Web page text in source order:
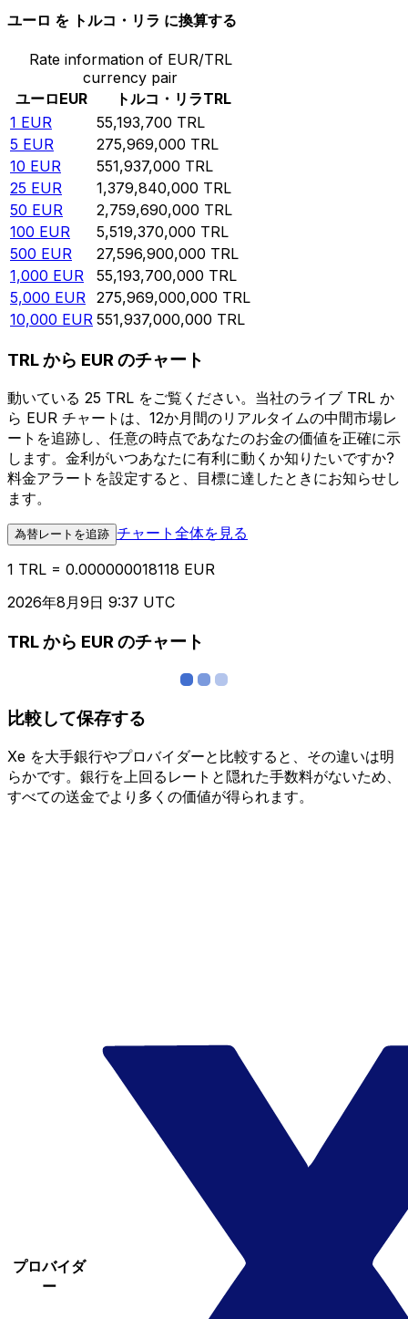
ユーロ を トルコ・リラ に換算する
Rate information of EUR/TRL
currency pair
ユーロEUR トルコ・リラTRL
1 EUR 55,193,700 TRL
5 EUR 275,969,000 TRL
10 EUR 551,937,000 TRL
25 EUR 1,379,840,000 TRL
50 EUR 2,759,690,000 TRL
100 EUR 5,519,370,000 TRL
500 EUR 27,596,900,000 TRL
1,000 EUR 55,193,700,000 TRL
5,000 EUR 275,969,000,000 TRL
10,000 EUR 551,937,000,000 TRL
TRL から EUR のチャート
動いている 25 TRL をご覧ください。当社のライブ TRL か
ら EUR チャートは、12か月間のリアルタイムの中間市場レ
ートを追跡し、任意の時点であなたのお金の価値を正確に示
します。金利がいつあなたに有利に動くか知りたいですか?
料金アラートを設定すると、目標に達したときにお知らせし
ます。
為替レートを追跡 チャート全体を見る
1 TRL = 0.000000018118 EUR
2026年8月9日 9:37 UTC
TRL から EUR のチャート
比較して保存する
Xe を大手銀行やプロバイダーと比較すると、その違いは明
らかです。銀行を上回るレートと隠れた手数料がないため、
すべての送金でより多くの価値が得られます。
プロバイダ
ー